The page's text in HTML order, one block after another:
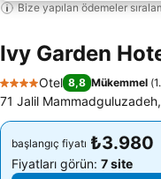
Bize yapılan ödemeler
Ivy Garden
4 Yıldız
Otel 8,8 Mükemmel (
71 Jalil
başlangıç fiyatı ₺3.980
Fiyatları görün: 7 site
başlangıç fiyatı ₺3.980
Fiyatları görün: 7 site